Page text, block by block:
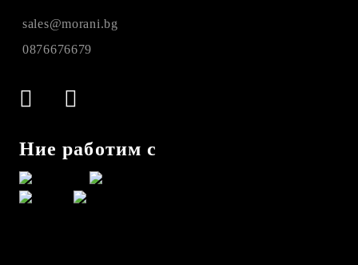
sales@morani.bg
0876676679
Ние работим с